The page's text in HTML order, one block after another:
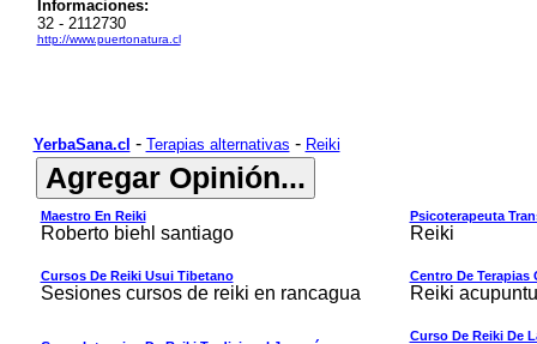
Informaciones:
32 - 2112730
http://www.puertonatura.cl
YerbaSana.cl - Terapias alternativas - Reiki
Maestro En Reiki
Roberto biehl santiago
Psicoterapeuta
Reiki
Cursos De Reiki Usui Tibetano
Sesiones cursos de reiki en rancagua
Centro De Terapias
Reiki
Curso De Reiki De